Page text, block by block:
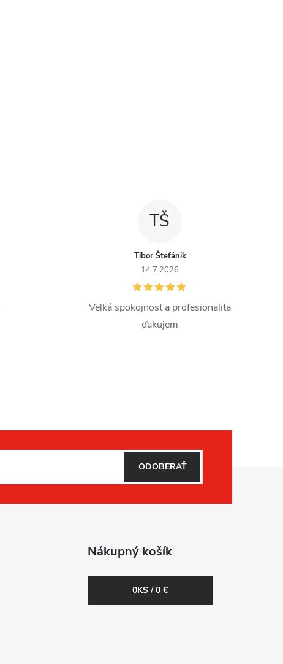
TŠ
Tibor Štefánik
14.7.2026
Veľká spokojnosť a profesionalita
ďakujem
ODOBERAŤ
Nákupný košík
0KS /0 €